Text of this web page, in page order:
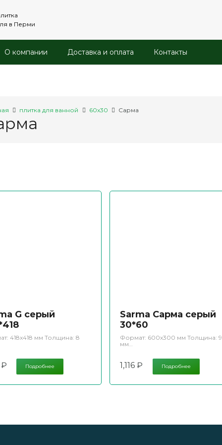
в Перми
О компании Доставка и оплата Контакты
плитка для ванной 60x30 Сарма
G серый
418х418 мм Толщина: 8
₽ Подробнее
Sarma Сарма серый
30*60
Формат: 600х300 мм Толщина: 9
мм…
1,116₽ Подробнее